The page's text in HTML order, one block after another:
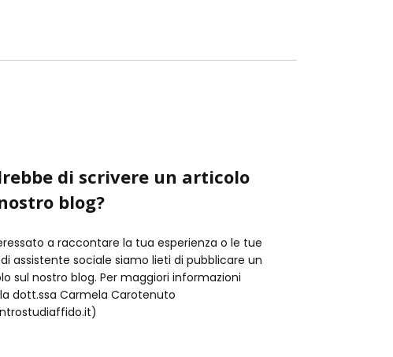
di scrivere un articolo
blog?
a raccontare la tua esperienza o le tue
assistente sociale siamo lieti di pubblicare un
sul nostro blog. Per maggiori informazioni
dott.ssa Carmela Carotenuto